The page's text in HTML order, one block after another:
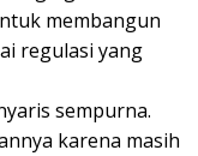
membangun
regulasi yang
sempurna.
karena masih